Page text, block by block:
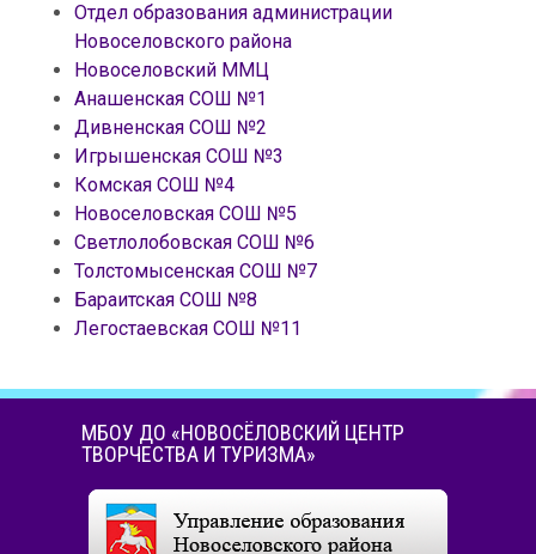
Отдел образования администрации
Новоселовского района
Новоселовский ММЦ
Анашенская СОШ №1
Дивненская СОШ №2
Игрышенская СОШ №3
Комская СОШ №4
Новоселовская СОШ №5
Светлолобовская СОШ №6
Толстомысенская СОШ №7
Бараитская СОШ №8
Легостаевская СОШ №11
МБОУ ДО «НОВОСЁЛОВСКИЙ ЦЕНТР
ТВОРЧЕСТВА И ТУРИЗМА»